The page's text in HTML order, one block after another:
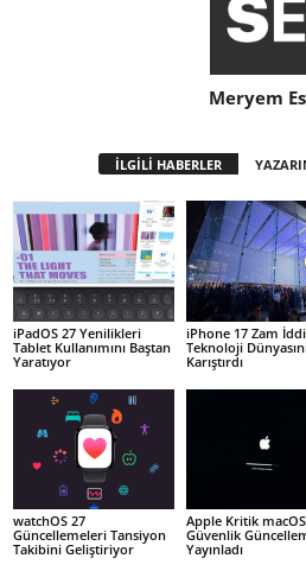
Meryem
İLGİLİ HABERLER
iPadOS 27 Yenilikleri
Tablet Kullanımını Baştan
Yaratıyor
iPhone 17 Zam
Teknoloji
Karıştırdı
watchOS 27
Güncellemeleri Tansiyon
Takibini Geliştiriyor
Apple Kritik macOS
Güvenlik
Yayınladı